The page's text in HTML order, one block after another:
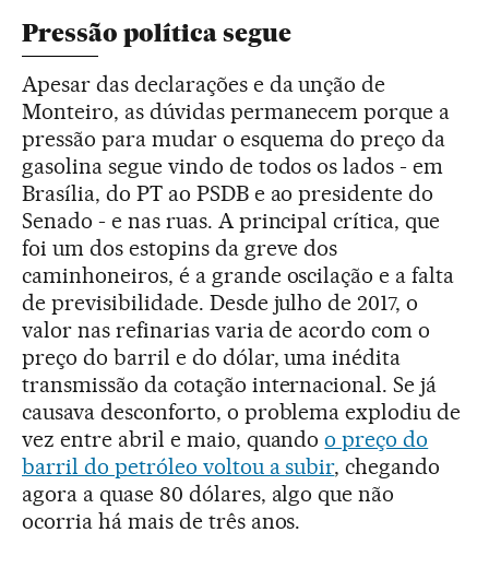
Pressão política segue
Apesar das declarações e da unção de
Monteiro, as dúvidas permanecem porque a
pressão para mudar o esquema do preço da
gasolina segue vindo de todos os lados - em
Brasília, do PT ao PSDB e ao presidente do
Senado - e nas ruas. A principal crítica, que
foi um dos estopins da greve dos
caminhoneiros, é a grande oscilação e a falta
de previsibilidade. Desde julho de 2017, o
valor nas refinarias varia de acordo com o
preço do barril e do dólar, uma inédita
transmissão da cotação internacional. Se já
causava desconforto, o problema explodiu de
vez entre abril e maio, quandoo preço do
barril do petróleo voltou a subir, chegando
agora a quase 80 dólares, algo que não
ocorria há mais de três anos.